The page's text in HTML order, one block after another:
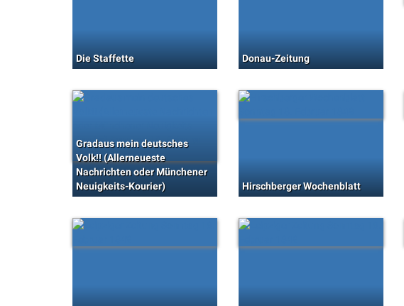
Die Staffette Donau-Zeitung
Gradaus mein deutsches
Volk!! (Allerneueste
Nachrichten oder Münchener
Neuigkeits-Kourier)
Hirschberger Wochenblatt